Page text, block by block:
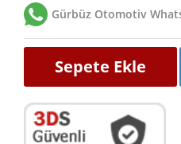
Gürbüz Otomotiv
Sepete Ekle